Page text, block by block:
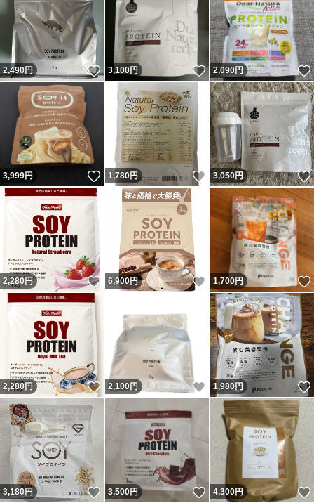
2,490円 いいね！
3,100円 いいね！
2,090円
3,999円 いいね！
1,780円 いいね！
3,050円
2,280円 いいね！
6,900円 いいね！
1,700円
2,280 円 いいね！
2,100円 いいね！
1,980円
3,180円 いいね！
3,500円 いいね！
4,300円